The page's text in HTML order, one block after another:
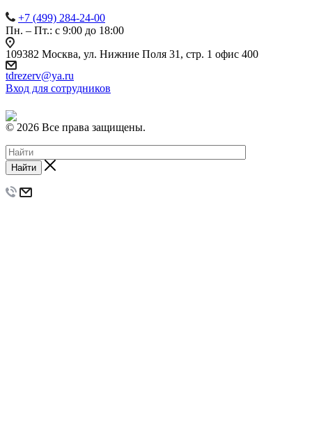
+7 (499) 284-24-00
Пн. – Пт.: с 9:00 до 18:00
109382 Москва, ул. Нижние Поля 31, стр. 1 офис 400
tdrezerv@ya.ru
Вход для сотрудников
© 2026 Все права защищены.
Найти